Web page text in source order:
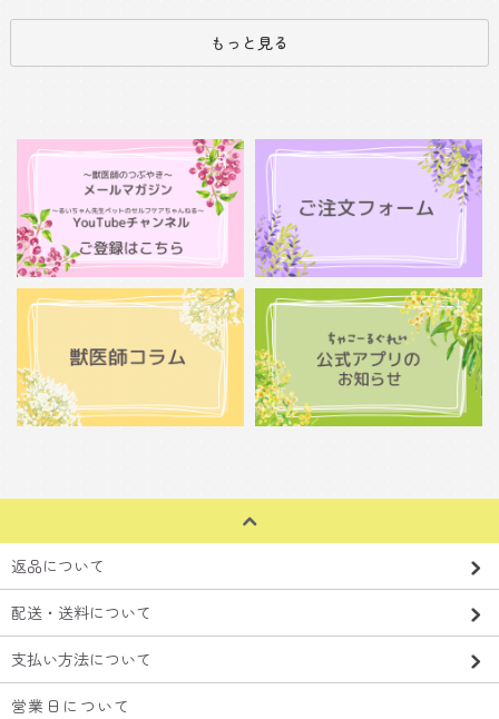
もっと見る
返品について
配送・送料について
支払い方法について
営業日について